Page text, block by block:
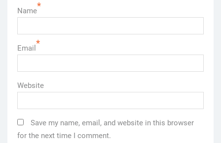
Name*
Email *
Website
Save my name, email, and website in this browser
for the next time I comment.